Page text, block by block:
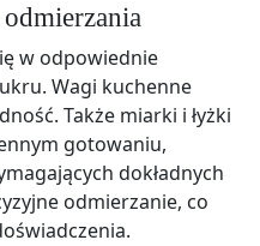
w odpowiednie
Wagi kuchenne
Także miarki i łyżki
gotowaniu,
dokładnych
odmierzanie, co